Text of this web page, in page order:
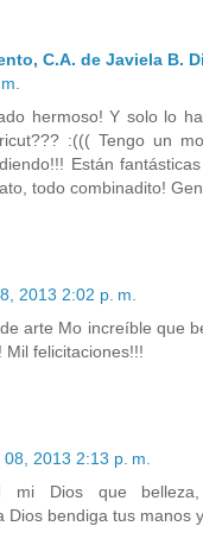
C.A. de Javiela B.
hermoso! Y solo lo
:((( Tengo un
Están
todo combinadito!
2013 2:02 p. m.
arte Mo increíble que
Mil felicitaciones!!!
08, 2013 2:13 p. m.
mi Dios que
Dios bendiga tus manos y